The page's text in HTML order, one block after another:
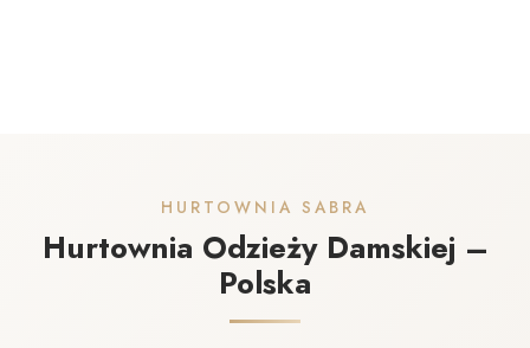
HURTOWNIA SABRA
Hurtownia Odzieży Damskiej –
Polska